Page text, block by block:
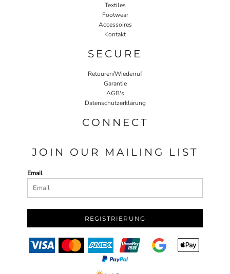
Textiles
Footwear
Accessoires
Kontakt
SECURE
Retouren/Wiederruf
Garantie
AGB's
Datenschutzerklärung
CONNECT
JOIN OUR MAILING LIST
Email
REGISTRIERUNG